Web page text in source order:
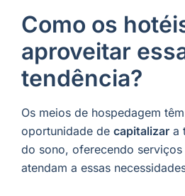
Como os
aproveitar
tendência?
Os meios de hospedagem
oportunidade de capitalizar a
do sono, oferecendo
atendam a essas